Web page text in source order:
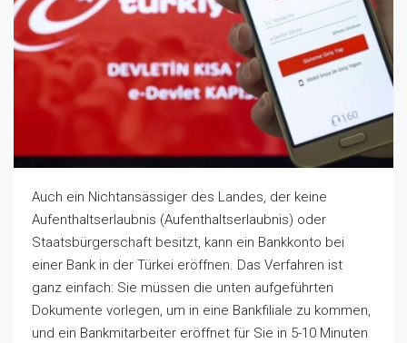
Auch ein Nichtansässiger des Landes, der keine
Aufenthaltserlaubnis (Aufenthaltserlaubnis) oder
Staatsbürgerschaft besitzt, kann ein Bankkonto bei
einer Bank in der Türkei eröffnen. Das Verfahren ist
ganz einfach: Sie müssen die unten aufgeführten
Dokumente vorlegen, um in eine Bankfiliale zu kommen,
und ein Bankmitarbeiter eröffnet für Sie in 5-10 Minuten